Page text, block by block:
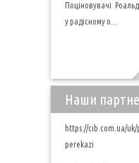
Поціновувачі
у радісному о...
Наши
https://cib.com.ua/
perekazi